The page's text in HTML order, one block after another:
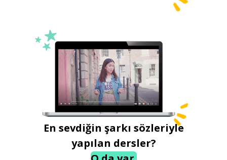
En sevdiğin şarkı sözleriyle
yapılan dersler?